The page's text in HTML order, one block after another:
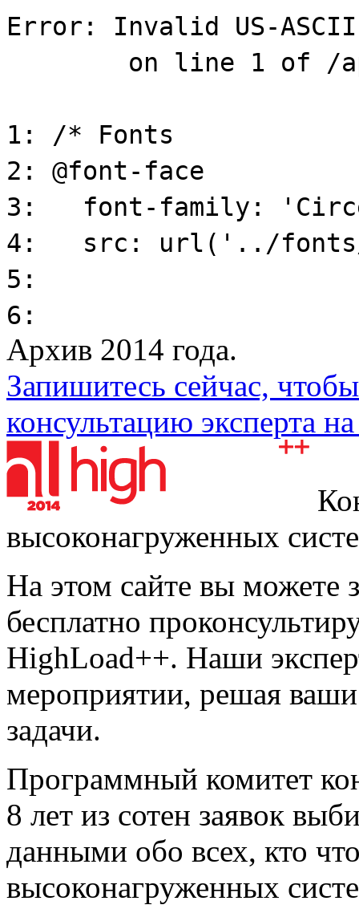
Архив 2014 года.
Запишитесь сейчас,
консультацию эксперта
высоконагруженных
На этом сайте вы можете
бесплатно
HighLoad++. Наши
мероприятии, решая
задачи.
Программный комитет
8 лет из сотен заявок
данными обо всех, кто
высоконагруженных